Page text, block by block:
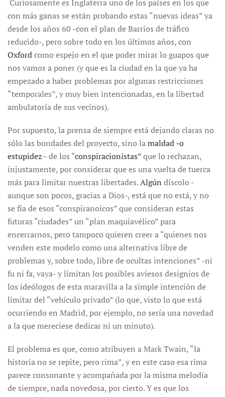
Curiosamente es Inglaterra uno de los países en los que
con más ganas se están probando estas “nuevas ideas” ya
desde los años 60 -con el plan de Barrios de tráfico
reducido-, pero sobre todo en los últimos años, con
Oxfordcomo espejo en el que poder mirar lo guapos que
nos vamos a poner (y que es la ciudad en la que ya ha
empezado a haber problemas por algunas restricciones
“temporales”, y muy bien intencionadas, en la libertad
ambulatoria de sus vecinos).
Por supuesto, la prensa de siempre está dejando claras no
sólo las bondades del proyecto, sino lamaldad -o
estupidez– de los “conspiracionistas”que lo rechazan,
injustamente, por considerar que es una vuelta de tuerca
más para limitar nuestras libertades.Algún díscolo -
aunque son pocos, gracias a Dios-, está que no está, y no
se fía de esos “conspiranoicos” que consideran estas
futuras “ciudades” un “plan maquiavélico” para
encerrarnos, pero tampoco quieren creer a “quienes nos
venden este modelo como una alternativa libre de
problemas y, sobre todo, libre de ocultas intenciones” -ni
fu ni fa, vaya- y limitan los posibles aviesos designios de
los ideólogos de esta maravilla a la simple intención de
limitar del “vehículo privado” (lo que, visto lo que está
ocurriendo en Madrid, por ejemplo, no sería una novedad
a la que mereciese dedicar ni un minuto).
El problema es que, como atribuyen a Mark Twain, “la
historia no se repite, pero rima”, y en este caso esa rima
parece consonante y acompañada por la misma melodía
de siempre, nada novedosa, por cierto. Y es que los